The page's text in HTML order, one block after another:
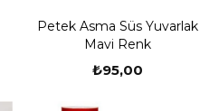
Petek Asma Süs Yuvarlak
Mavi Renk
₺95,00